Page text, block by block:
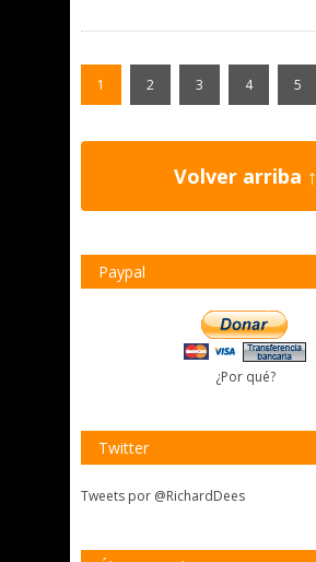
1 2 3 4 5
Volver arriba ↑
Paypal
¿Por qué?
Twitter
Tweets por @RichardDees